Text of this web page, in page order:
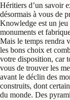
Héritiers d’un savoir
désormais à vous de
Knowledge est un jeu
monuments et
Mais le temps rendra
les bons choix et
votre disposition, car
vous de trouver les
avant le déclin des
construits, dont
du monde. Des